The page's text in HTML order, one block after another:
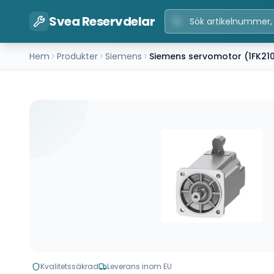
Svea Reservdelar
Hem Produkter Siemens Siemens servomotor
Kvalitetssäkrad Leverans inom EU